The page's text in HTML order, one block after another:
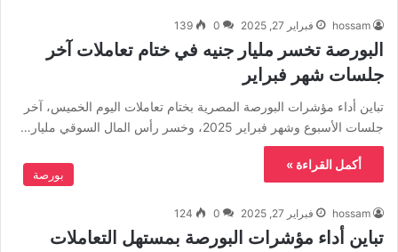
hossam فبراير 27, 2025 0
139
البورصة تخسر مليار جنيه في ختام تعاملات آخر
جلسات شهر فبراير
تباين أداء مؤشرات البورصة المصرية بختام تعاملات اليوم الخميس، آخر
جلسات الأسبوع وشهر فبراير 2025، وخسر رأس المال السوقي مليار…
أكمل القراءة »
بورصة
hossam فبراير 27, 2025 0
124
تباين أداء مؤشرات البورصة بمستهل التعاملات